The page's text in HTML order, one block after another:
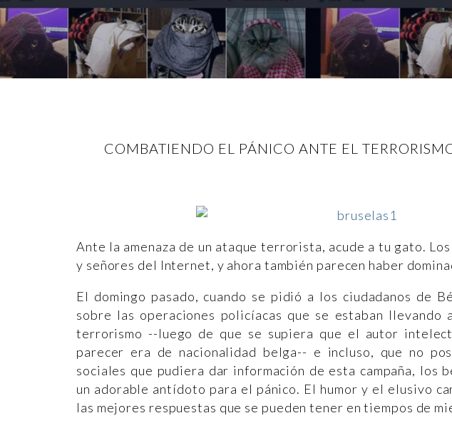
COMBATIENDO EL PÁNICO ANTE EL
Ante la amenaza de un ataque terrorista, acude a tu gato.
y señores del Internet, y ahora también parecen haber
El domingo pasado, cuando se pidió a los ciudadanos de
sobre las operaciones policíacas que se estaban
terrorismo --luego de que se supiera que el autor
parecer era de nacionalidad belga-- e incluso, que no
sociales que pudiera dar información de esta campaña, los
un adorable antídoto para el pánico. El humor y el elusivo
las mejores respuestas que se pueden tener en tiempos de